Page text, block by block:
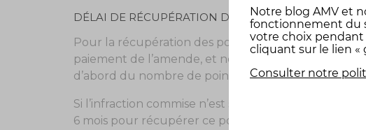
DÉLAI DE RÉCUPÉRATION DES POINTS
Pour la récupération des points sur votre permis
paiement de l’amende, et non la date de
d’abord du nombre de points perdus, mais
Si l’infraction commise n’est sanctionnée de la
6 mois pour récupérer ce point, à la condition de
Notre blog AMV et
fonctionnement du
votre choix pendant
cliquant sur le lien «
Consulter notre